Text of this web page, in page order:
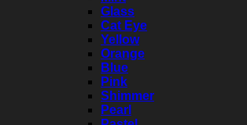
Glass
Cat Eye
Yellow
Orange
Blue
Pink
Shimmer
Pearl